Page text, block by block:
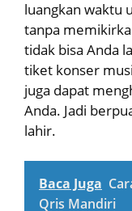
luangkan waktu
tanpa
tidak bisa Anda
tiket konser
juga dapat
Anda. Jadi
lahir.
Baca Juga
Qris Mandiri